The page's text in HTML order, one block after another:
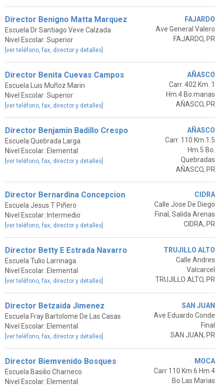
Director Benigno Matta Marquez
Escuela Dr Santiago Veve Calzada
Nivel Escolar: Superior
[ver teléfono, fax, director y detalles]
FAJARDO
Ave General Valero
FAJARDO, PR
Director Benita Cuevas Campos
Escuela Luis Muñoz Marin
Nivel Escolar: Superior
[ver teléfono, fax, director y detalles]
AÑASCO
Carr. 402 Km. 1
Hm.4 Bo.marias
AÑASCO, PR
Director Benjamin Badillo Crespo
Escuela Quebrada Larga
Nivel Escolar: Elemental
[ver teléfono, fax, director y detalles]
AÑASCO
Carr. 110 Km.1.5
Hm.5 Bo.
Quebradas
AÑASCO, PR
Director Bernardina Concepcion
Escuela Jesus T Piñero
Nivel Escolar: Intermedio
[ver teléfono, fax, director y detalles]
CIDRA
Calle Jose De Diego
Final, Salida Arenas
CIDRA, PR
Director Betty E Estrada Navarro
Escuela Tulio Larrinaga
Nivel Escolar: Elemental
[ver teléfono, fax, director y detalles]
TRUJILLO ALTO
Calle Andres
Valcarcel
TRUJILLO ALTO, PR
Director Betzaida Jimenez
Escuela Fray Bartolome De Las Casas
Nivel Escolar: Elemental
[ver teléfono, fax, director y detalles]
SAN JUAN
Ave Eduardo Conde
Final
SAN JUAN, PR
Director Biemvenido Bosques
Escuela Basilio Charneco
Nivel Escolar: Elemental
MOCA
Carr 110 Km 6 Hm 4
Bo Las Marias